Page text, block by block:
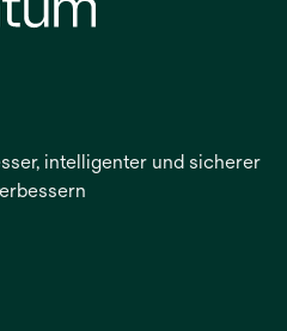
intelligenter und sicherer